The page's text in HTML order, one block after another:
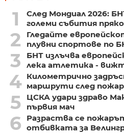
1
След Мондиал 2026:
големи събития пряко
2
Гледайте
плувни спортове по
3
БНТ излъчва
лека атлетика -
4 Километрично
маршрути след
5
ЦСКА удари здраво
първия мач
6
Разраства се
отбивката за